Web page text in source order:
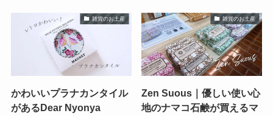
雑貨のお土産
かわいいプラナカンタイル
があるDear Nyonya
雑貨のお土産
Zen Suous｜優しい使い心
地のナマコ石鹸が買えるマ